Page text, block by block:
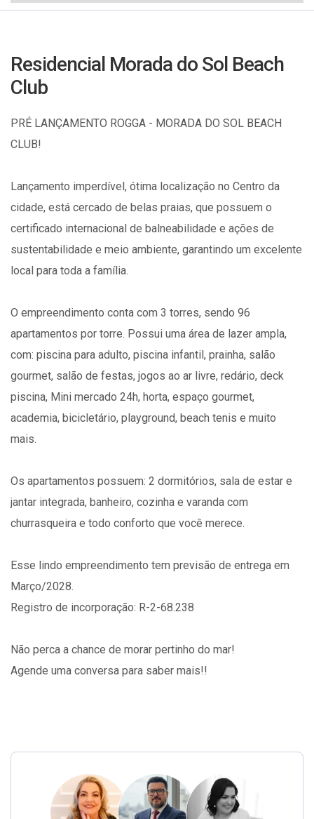
Residencial Morada do Sol Beach
Club
PRÉ LANÇAMENTO ROGGA - MORADA DO SOL BEACH
CLUB!
Lançamento imperdível, ótima localização no Centro da
cidade, está cercado de belas praias, que possuem o
certificado internacional de balneabilidade e ações de
sustentabilidade e meio ambiente, garantindo um excelente
local para toda a família.
O empreendimento conta com 3 torres, sendo 96
apartamentos por torre. Possui uma área de lazer ampla,
com: piscina para adulto, piscina infantil, prainha, salão
gourmet, salão de festas, jogos ao ar livre, redário, deck
piscina, Mini mercado 24h, horta, espaço gourmet,
academia, bicicletário, playground, beach tenis e muito
mais.
Os apartamentos possuem: 2 dormitórios, sala de estar e
jantar integrada, banheiro, cozinha e varanda com
churrasqueira e todo conforto que você merece.
Esse lindo empreendimento tem previsão de entrega em
Março/2028.
Registro de incorporação: R-2-68.238
Não perca a chance de morar pertinho do mar!
Agende uma conversa para saber mais!!